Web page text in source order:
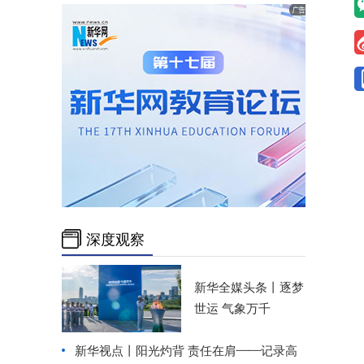
深度观察
新华全媒头条丨 逐梦
世运 气象万千
新华视点丨 阳光灼背 责任在肩——记录高